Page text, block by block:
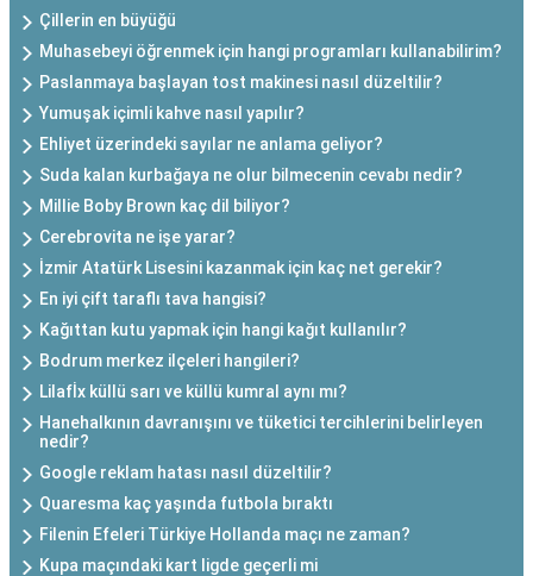
Çillerin en büyüğü
Muhasebeyi öğrenmek için hangi programları kullanabilirim?
Paslanmaya başlayan tost makinesi nasıl düzeltilir?
Yumuşak içimli kahve nasıl yapılır?
Ehliyet üzerindeki sayılar ne anlama geliyor?
Suda kalan kurbağaya ne olur bilmecenin cevabı nedir?
Millie Boby Brown kaç dil biliyor?
Cerebrovita ne işe yarar?
İzmir Atatürk Lisesini kazanmak için kaç net gerekir?
En iyi çift taraflı tava hangisi?
Kağıttan kutu yapmak için hangi kağıt kullanılır?
Bodrum merkez ilçeleri hangileri?
Lilafİx küllü sarı ve küllü kumral aynı mı?
Hanehalkının davranışını ve tüketici tercihlerini belirleyen
nedir?
Google reklam hatası nasıl düzeltilir?
Quaresma kaç yaşında futbola bıraktı
Filenin Efeleri Türkiye Hollanda maçı ne zaman?
Kupa maçındaki kart ligde geçerli mi